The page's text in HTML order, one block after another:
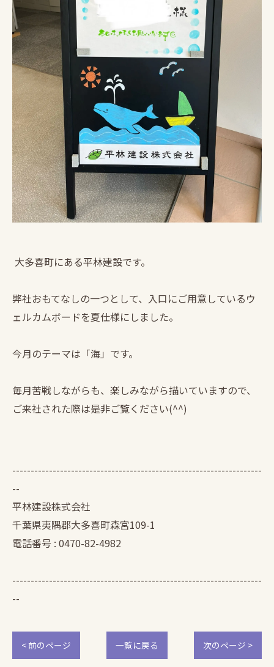
大多喜町にある平林建設です。
弊社おもてなしの一つとして、入口にご用意しているウ
ェルカムボードを夏仕様にしました。
今月のテーマは「海」です。
毎月苦戦しながらも、楽しみながら描いていますので、
ご来社された際は是非ご覧ください(^^)
--------------------------------------------------------------------
--
平林建設株式会社
千葉県夷隅郡大多喜町森宮109-1
電話番号 : 0470-82-4982
--------------------------------------------------------------------
--
< 前のページ 一覧に戻る 次のページ >